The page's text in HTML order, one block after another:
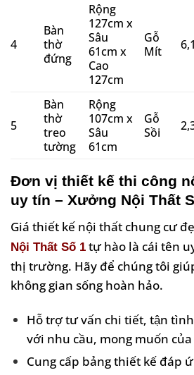
4
Bàn
thờ
đứng
Rộng
127cm x
Sâu
61cm x
Cao
127cm
Gỗ
Mít
5
Bàn
thờ
treo
tường
Rộng
107cm x
Sâu
61cm
Gỗ
Sồi
Đơn vị thiết kế thi công
uy tín – Xưởng Nội Thất
Giá thiết kế nội thất chung cư
Nội Thất Số 1 tự hào là cái tên
thị trường. Hãy để chúng tôi
không gian sống hoàn hảo.
Hỗ trợ tư vấn chi tiết, tận
với nhu cầu, mong muốn
Cung cấp bảng thiết kế đáp